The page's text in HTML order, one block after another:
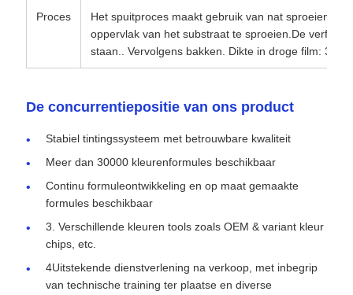
Proces
Het spuitproces maakt gebruik van nat sproeien om
oppervlak van het substraat te sproeien.De verffilm
staan.. Vervolgens bakken. Dikte in droge film: 35 ~
De concurrentiepositie van ons product
Stabiel tintingssysteem met betrouwbare kwaliteit
Meer dan 30000 kleurenformules beschikbaar
Continu formuleontwikkeling en op maat gemaakte
formules beschikbaar
3. Verschillende kleuren tools zoals OEM & variant kleur
chips, etc.
4Uitstekende dienstverlening na verkoop, met inbegrip
van technische training ter plaatse en diverse